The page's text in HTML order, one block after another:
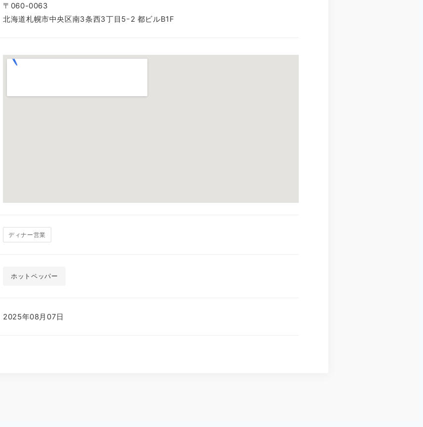
〒060-0063
北海道札幌市中央区南3条西3丁目5ｰ2 都ビルB1F
ディナー営業
ホットペッパー
2025年08月07日